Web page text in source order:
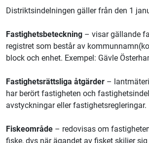
Distriktsindelningen gäller från den 1
Fastighetsbeteckning – visar gällande
registret som består av
block och enhet. Exempel: Gävle
Fastighetsrättsliga åtgärder –
har berört fastigheten och
avstyckningar eller fastighetsregleringar.
Fiskeområde – redovisas om
fiske, dvs när ägandet av fisket skiljer